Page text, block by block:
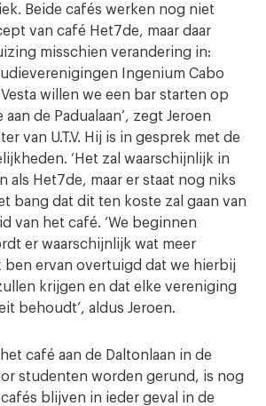
Beide cafés werken nog niet
van café Het7de, maar daar
misschien verandering in:
Ingenium Cabo
willen we een bar starten op
de Padualaan’, zegt Jeroen
van U.T.V. Hij is in gesprek met de
‘Het zal waarschijnlijk in
als Het7de, maar er staat nog niks
bang dat dit ten koste zal gaan van
van het café. ‘We beginnen
er waarschijnlijk wat meer
ben ervan overtuigd dat we hierbij
krijgen en dat elke vereniging
behoudt’, aldus Jeroen.
café aan de Daltonlaan in de
studenten worden gerund, is nog
blijven in ieder geval in de